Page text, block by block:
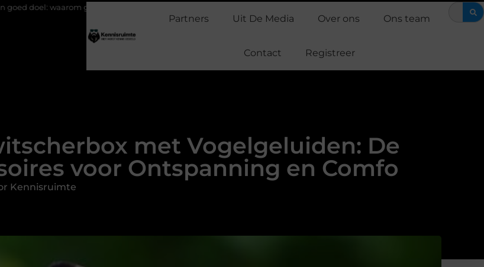
geven belangrijk is en hoe het werkt Waarom
Partners Uit De Media Over ons Ons team
Contact Registreer
met Vogelgeluiden: De
voor Ontspanning en Comfo
Kennisruimte